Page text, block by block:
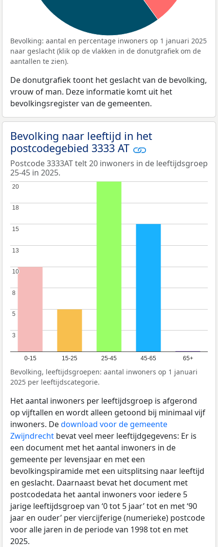
Bevolking: aantal en percentage inwoners op 1 januari 2025
naar geslacht (klik op de vlakken in de donutgrafiek om de
aantallen te zien).
De donutgrafiek toont het geslacht van de bevolking,
vrouw of man. Deze informatie komt uit het
bevolkingsregister van de gemeenten.
Bevolking naar leeftijd in het
postcodegebied 3333 AT
Postcode 3333AT telt 20 inwoners in de leeftijdsgroep
25-45 in 2025.
0-15 15-25 25-45 45-65 65+
3
3
5
5
8
8
10
10
13
13
15
15
18
18
20
20
Bevolking, leeftijdsgroepen: aantal inwoners op 1 januari
2025 per leeftijdscategorie.
Het aantal inwoners per leeftijdsgroep is afgerond
op vijftallen en wordt alleen getoond bij minimaal vijf
inwoners. Dedownload voor de gemeente
Zwijndrecht bevat veel meer leeftijdgegevens: Er is
een document met het aantal inwoners in de
gemeente per levensjaar en met een
bevolkingspiramide met een uitsplitsing naar leeftijd
en geslacht. Daarnaast bevat het document met
postcodedata het aantal inwoners voor iedere 5
jarige leeftijdsgroep van ‘0 tot 5 jaar’ tot en met ‘90
jaar en ouder’ per viercijferige (numerieke) postcode
voor alle jaren in de periode van 1998 tot en met
2025.